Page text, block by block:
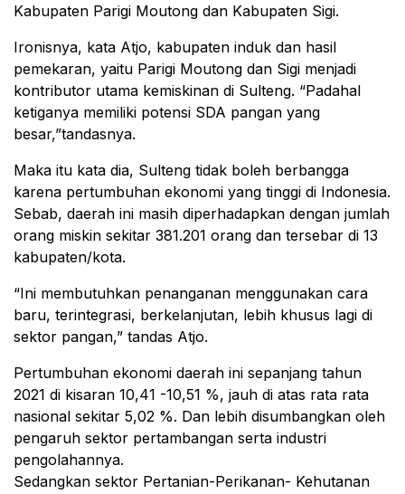
Kabupaten Parigi Moutong dan Kabupaten Sigi.
Ironisnya, kata Atjo, kabupaten induk dan hasil
pemekaran, yaitu Parigi Moutong dan Sigi menjadi
kontributor utama kemiskinan di Sulteng. “Padahal
ketiganya memiliki potensi SDA pangan yang
besar,”tandasnya.
Maka itu kata dia, Sulteng tidak boleh berbangga
karena pertumbuhan ekonomi yang tinggi di Indonesia.
Sebab, daerah ini masih diperhadapkan dengan jumlah
orang miskin sekitar 381.201 orang dan tersebar di 13
kabupaten/kota.
“Ini membutuhkan penanganan menggunakan cara
baru, terintegrasi, berkelanjutan, lebih khusus lagi di
sektor pangan,” tandas Atjo.
Pertumbuhan ekonomi daerah ini sepanjang tahun
2021 di kisaran 10,41 -10,51 %, jauh di atas rata rata
nasional sekitar 5,02 %. Dan lebih disumbangkan oleh
pengaruh sektor pertambangan serta industri
pengolahannya.
Sedangkan sektor Pertanian-Perikanan- Kehutanan